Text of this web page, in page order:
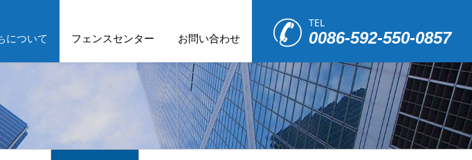
TEL
0086-592-550-0857
について フェンスセンター お問い合わせ